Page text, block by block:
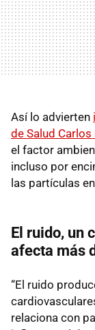
Así lo advierten
de Salud Carlos
el factor
incluso por
las partículas
El ruido, un
afecta más
“El ruido
relaciona con